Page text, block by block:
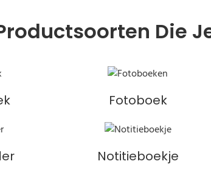
Die
Fotoboek
Notitieboekje